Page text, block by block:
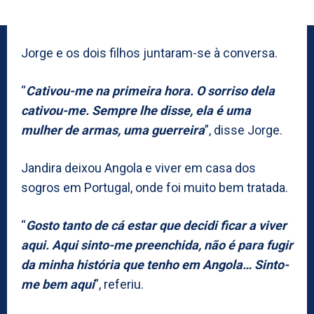
Jorge e os dois filhos juntaram-se à conversa.
“Cativou-me na primeira hora. O sorriso dela
cativou-me. Sempre lhe disse, ela é uma
mulher de armas, uma guerreira”, disse Jorge.
Jandira deixou Angola e viver em casa dos
sogros em Portugal, onde foi muito bem tratada.
“Gosto tanto de cá estar que decidi ficar a viver
aqui. Aqui sinto-me preenchida, não é para fugir
da minha história que tenho em Angola… Sinto-
me bem aqui”, referiu.